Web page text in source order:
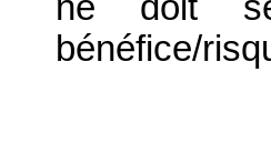
bénéfice/